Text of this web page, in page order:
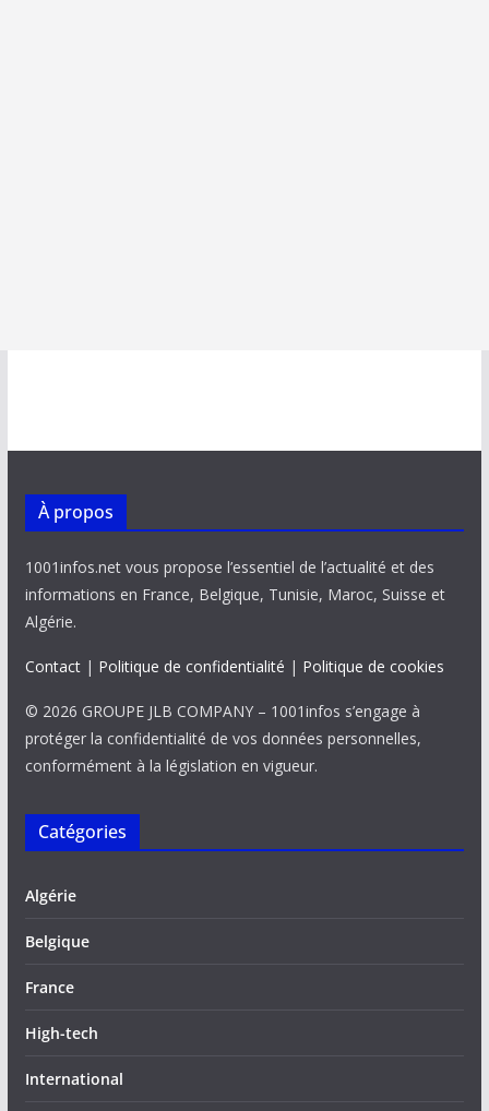
À propos
1001infos.net vous propose l’essentiel de l’actualité et des
informations en France, Belgique, Tunisie, Maroc, Suisse et
Algérie.
Contact| Politique de confidentialité | Politique de cookies
© 2026 GROUPE JLB COMPANY – 1001infos s’engage à
protéger la confidentialité de vos données personnelles,
conformément à la législation en vigueur.
Catégories
Algérie
Belgique
France
High-tech
International